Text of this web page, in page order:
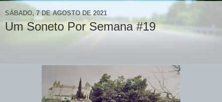
SÁBADO, 7 DE AGOSTO DE 2021
Um Soneto Por Semana #19